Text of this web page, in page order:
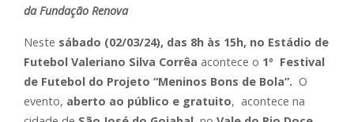
da Fundação Renova
Neste sábado (02/03/24), das 8h às 15h, no Estádio de
Futebol Valeriano Silva Corrêa acontece o 1º Festival
de Futebol do Projeto “Meninos Bons de Bola”. O
evento, aberto ao público e gratuito, acontece na